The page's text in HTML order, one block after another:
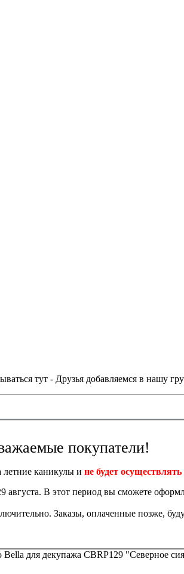
тут - Друзья добавляемся в нашу
покупатели!
летние каникулы и не будет
августа. В этот период вы сможете
Заказы, оплаченные позже,
Bella для декупажа CBRP129 "Северное